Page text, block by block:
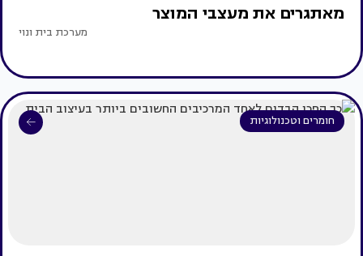
מאתגרים את מעצבי המוצר
מערכת בית ונוי
חומרים וטכנולוגיות